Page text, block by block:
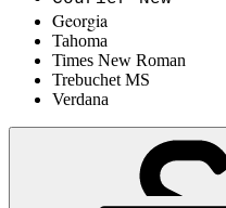
Georgia
Tahoma
Times New Roman
Trebuchet MS
Verdana